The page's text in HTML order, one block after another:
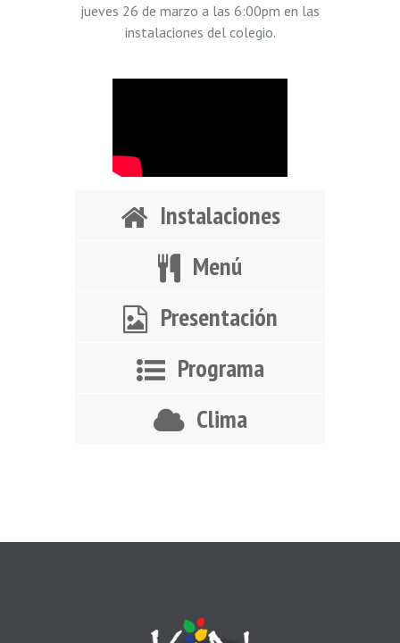
jueves 26 de marzo a las 6:00pm en las
instalaciones del colegio.
Instalaciones
Menú
Presentación
Programa
Clima